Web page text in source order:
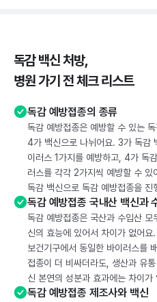
독감 백신 처방,
병원 가기 전 체크 리스트
독감 예방접종의 종류
독감 예방접종은 예방할 수 있는
4가 백신으로 나뉘어요. 3가 독감
이러스 1가지를 예방하고, 4가 독
러스를 각각 2가지씩 예방할 수
독감 백신으로 독감 예방접종을 진
독감 예방접종 국내산 백신과
독감 예방접종은 국산과 수입산
신의 효능에 있어서 차이가 없어요
보건기구에서 동일한 바이러스를
접종이 더 비싸더라도, 생산과 유
신 본연의 성분과 효과에는 차이가
독감 예방접종 제조사와 백신